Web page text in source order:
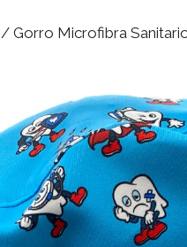
/ Gorro Microfibra